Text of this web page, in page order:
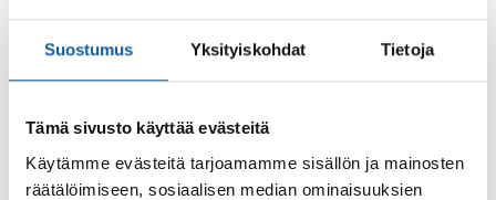
Suostumus Yksityiskohdat Tietoja
Tämä sivusto käyttää evästeitä
Käytämme evästeitä tarjoamamme sisällön ja mainosten
räätälöimiseen, sosiaalisen median ominaisuuksien
Museomäen kesäteatterilava täyttyy
mukaansatempaavalla musiikilla ja rakkaudella, kun Deloris
23.9. klo 18:00–13.10. klo 18:00
Tähkäpää Fantasiamusikaali